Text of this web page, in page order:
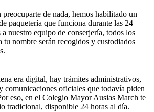
preocuparte de nada, hemos habilitado un
paquetería que funciona durante las 24
a nuestro equipo de conserjería, todos los
tu nombre serán recogidos y custodiados
era digital, hay trámites administrativos,
comunicaciones oficiales que todavía piden
eso, en el Colegio MayorAusias March te
tradicional, disponible 24 horas al día.